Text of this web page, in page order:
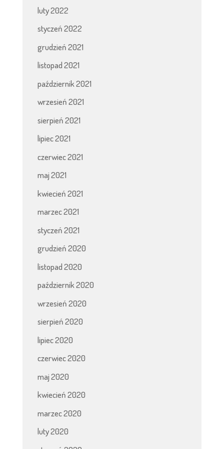
luty 2022
styczeń 2022
grudzień 2021
listopad 2021
październik 2021
wrzesień 2021
sierpień 2021
lipiec 2021
czerwiec 2021
maj 2021
kwiecień 2021
marzec 2021
styczeń 2021
grudzień 2020
listopad 2020
październik 2020
wrzesień 2020
sierpień 2020
lipiec 2020
czerwiec 2020
maj 2020
kwiecień 2020
marzec 2020
luty 2020